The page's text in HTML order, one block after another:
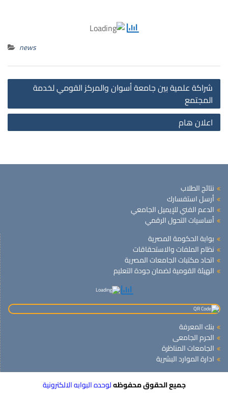
news
شراكة علمية بين جامعة أسوان والمركز القومي لخدمة
المجتمع
اعلان هام
نتائج الطلاب
أرسل استفسارك
الدعم الفني للإيميل الجامعي
أساسيات التحول الرقمي
بوابة الحكومة المصرية
نظام الملفات والاستحقاقات
اتحاد مكتبات الجامعات المصرية
الهيئة القومية لضمان جودة التعليم
بنك المعرفة
الحرم الجامعى
الجامعات المناظرة
ادارة الموارد البشرية
جميع الحقوق محفوظهلوحده البوابه الالكترونية